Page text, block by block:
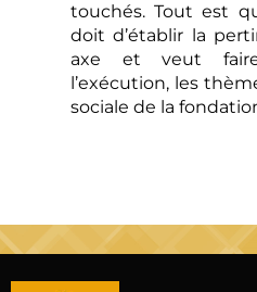
touchés. Tout est
doit d’établir la
axe et veut
l’exécution, les
sociale de la